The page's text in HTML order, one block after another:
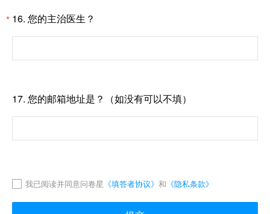
* 16. 您的主治医生？
17. 您的邮箱地址是？（如没有可以不填）
我已阅读并同意问卷星 《填答者协议》 和 《隐私条款》